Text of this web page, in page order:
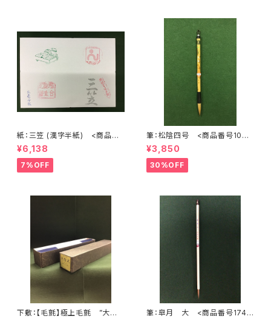
紙：三笠 (漢字半紙) <商品番
号1202>
¥6,138
7%OFF
筆：松陰四号 <商品番号1072
>
¥3,850
30%OFF
下敷：【毛氈】極上毛氈 ”大聖
筆：皐月 大 <商品番号1748